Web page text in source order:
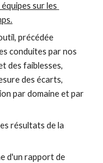
sur les
précédée
conduites par nos
des faiblesses,
des écarts,
par domaine et par
résultats de la
d'un rapport de